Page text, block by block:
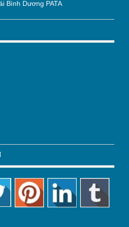
Bình Dương PATA